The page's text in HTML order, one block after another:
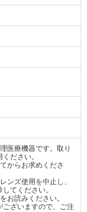
医療機器です。取り
ださい。
からお求めくださ
ンズ使用を中止し、
てください。
お読みください。
ざいますので、ご注